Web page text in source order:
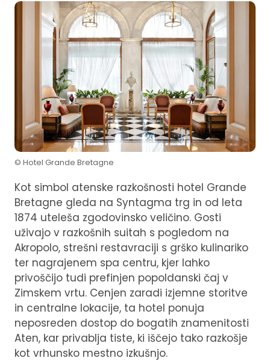
© Hotel Grande Bretagne
Kot simbol atenske razkošnosti hotel Grande
Bretagne gleda na Syntagma trg in od leta
1874 uteleša zgodovinsko veličino. Gosti
uživajo v razkošnih suitah s pogledom na
Akropolo, strešni restavraciji s grško kulinariko
ter nagrajenem spa centru, kjer lahko
privoščijo tudi prefinjen popoldanski čaj v
Zimskem vrtu. Cenjen zaradi izjemne storitve
in centralne lokacije, ta hotel ponuja
neposreden dostop do bogatih znamenitosti
Aten, kar privablja tiste, ki iščejo tako razkošje
kot vrhunsko mestno izkušnjo.